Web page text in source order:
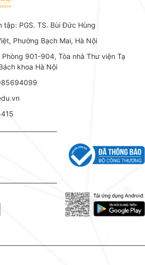
tập: PGS. TS. Bùi Đức Hùng
Phường Bạch Mai, Hà Nội
901-904, Tòa nhà Thư viện Tạ
khoa Hà Nội